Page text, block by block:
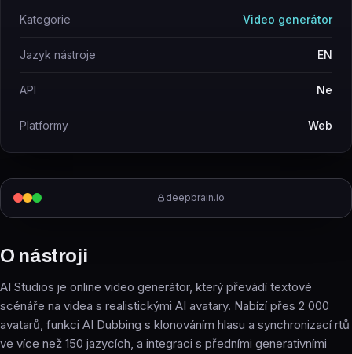
deepbrain.io
O nástroji
AI Studios je online video generátor, který převádí textové
scénáře na videa s realistickými AI avatary. Nabízí přes 2 000
avatarů, funkci AI Dubbing s klonováním hlasu a synchronizací rtů
ve více než 150 jazycích, a integraci s předními generativními
Kategorie Video generátor
Jazyk nástroje EN
API Ne
Platformy Web